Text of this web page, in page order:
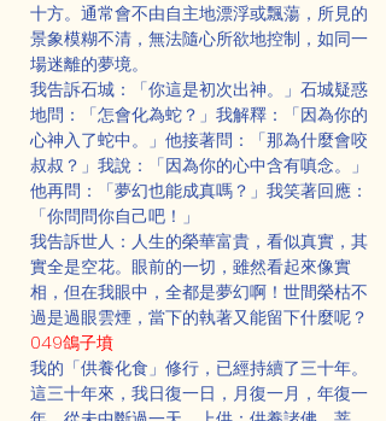
十方。通常會不由自主地漂浮或飄蕩，所見的
景象模糊不清，無法隨心所欲地控制，如同一
場迷離的夢境。
我告訴石城：「你這是初次出神。」石城疑惑
地問：「怎會化為蛇？」我解釋：「因為你的
心神入了蛇中。」他接著問：「那為什麼會咬
叔叔？」我說：「因為你的心中含有嗔念。」
他再問：「夢幻也能成真嗎？」我笑著回應：
「你問問你自己吧！」
我告訴世人：人生的榮華富貴，看似真實，其
實全是空花。眼前的一切，雖然看起來像實
相，但在我眼中，全都是夢幻啊！世間榮枯不
過是過眼雲煙，當下的執著又能留下什麼呢？
049鴿子墳
我的「供養化食」修行，已經持續了三十年。
這三十年來，我日復一日，月復一月，年復一